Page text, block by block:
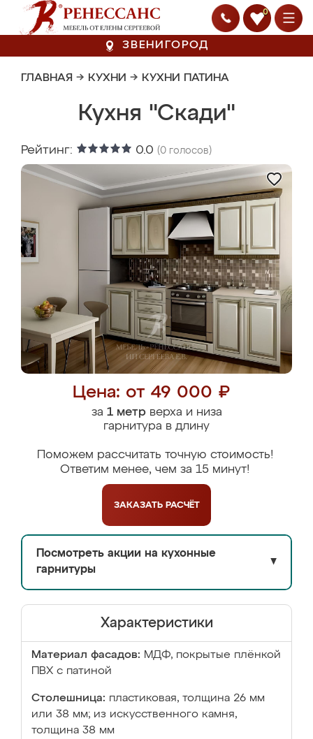
0
ЗВЕНИГОРОД
ГЛАВНАЯ → КУХНИ → КУХНИ ПАТИНА
Кухня "Скади"
Рейтинг: 0.0 (0 голосов)
Цена: от 49 000 ₽
за 1 метрверха и низа
гарнитура в длину
Поможем рассчитать точную стоимость!
Ответим менее, чем за 15 минут!
ЗАКАЗАТЬ РАСЧЁТ
Посмотреть акции на кухонные
гарнитуры
▼
Характеристики
Материал фасадов: МДФ, покрытые плёнкой
ПВХ с патиной
Столешница: пластиковая, толщина 26 мм
или 38 мм; из искусственного камня,
толщина 38 мм